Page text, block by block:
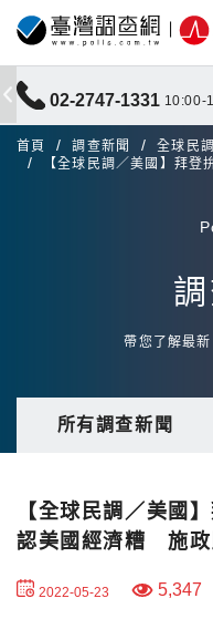
02-2747-1331 10:00-
首頁 調查新聞
全球民調
【全球民調／美國】拜
帶您了解最
所有調查新聞
【全球民調／美國
認美國經濟糟 施政
2022-05-23 5,347